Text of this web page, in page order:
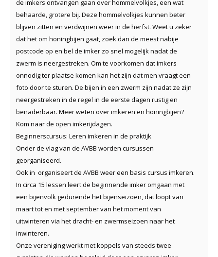
de imkers ontvangen gaan over hommelvolkjes, een wat
behaarde, grotere bij. Deze hommelvolkjes kunnen beter
blijven zitten en verdwijnen weer in de herfst. Weet u zeker
dat het om honingbijen gaat, zoek dan de meest nabije
postcode op en bel de imker zo snel mogelijk nadat de
zwerm is neergestreken. Om te voorkomen dat imkers
onnodig ter plaatse komen kan het zijn dat men vraagt een
foto door te sturen. De bijen in een zwerm zijn nadat ze zijn
neergestreken in de regel in de eerste dagen rustig en
benaderbaar. Meer weten over imkeren en honingbijen?
Kom naar de open imkerijdagen.
Beginnerscursus: Leren imkeren in de praktijk
Onder de vlag van de AVBB worden cursussen
georganiseerd.
Ook in organiseert de AVBB weer een basis cursus imkeren.
In circa 15 lessen leert de beginnende imker omgaan met
een bijenvolk gedurende het bijenseizoen, dat loopt van
maart tot en met september van het moment van
uitwinteren via het dracht- en zwermseizoen naar het
inwinteren.
Onze vereniging werkt met koppels van steeds twee